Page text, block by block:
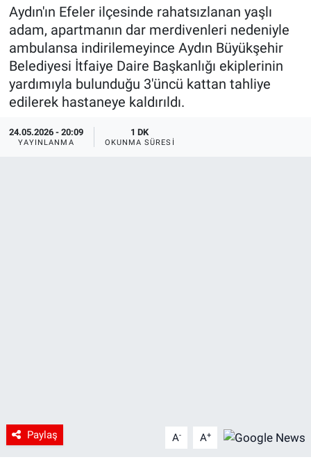
Aydın'ın Efeler ilçesinde rahatsızlanan yaşlı
adam, apartmanın dar merdivenleri nedeniyle
ambulansa indirilemeyince Aydın Büyükşehir
Belediyesi İtfaiye Daire Başkanlığı ekiplerinin
yardımıyla bulunduğu 3'üncü kattan tahliye
edilerek hastaneye kaldırıldı.
24.05.2026 - 20:09
YAYINLANMA
1 DK
OKUNMA SÜRESI
Paylaş A- A+